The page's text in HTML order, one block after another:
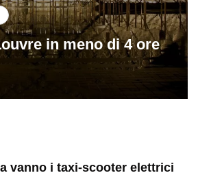
in meno di 4 ore
vanno i taxi-scooter elettrici